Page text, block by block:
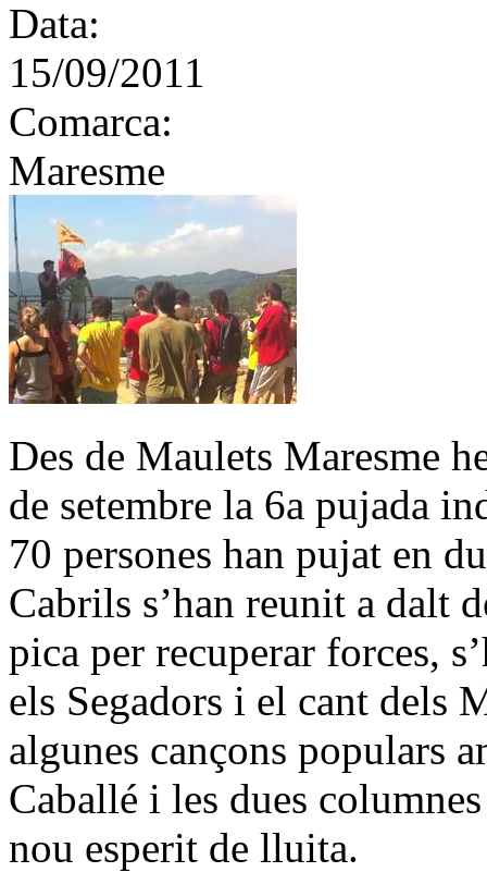
Data:
15/09/2011
Comarca:
Maresme
Des de Maulets Maresme
de setembre la 6a pujada
70 persones han pujat en
Cabrils s’han reunit a dalt
pica per recuperar forces,
els Segadors i el cant dels
algunes cançons populars
Caballé i les dues
nou esperit de lluita.